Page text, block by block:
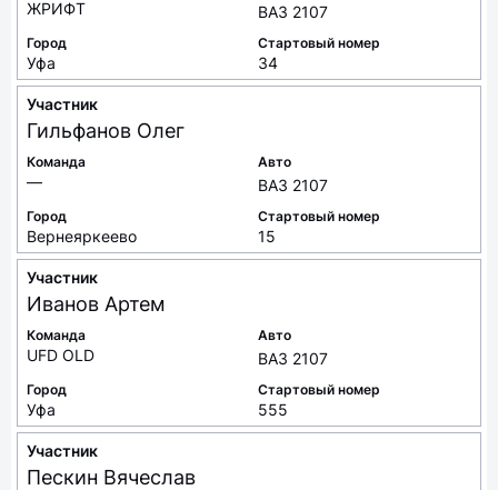
ЖРИФТ ВАЗ 2107
Город
Уфа
Стартовый номер
34
Участник
Гильфанов Олег
Команда
—
Авто
ВАЗ 2107
Город
Вернеяркеево
Стартовый номер
15
Участник
Иванов Артем
Команда
UFD OLD
Авто
ВАЗ 2107
Город
Уфа
Стартовый номер
555
Участник
Пескин Вячеслав